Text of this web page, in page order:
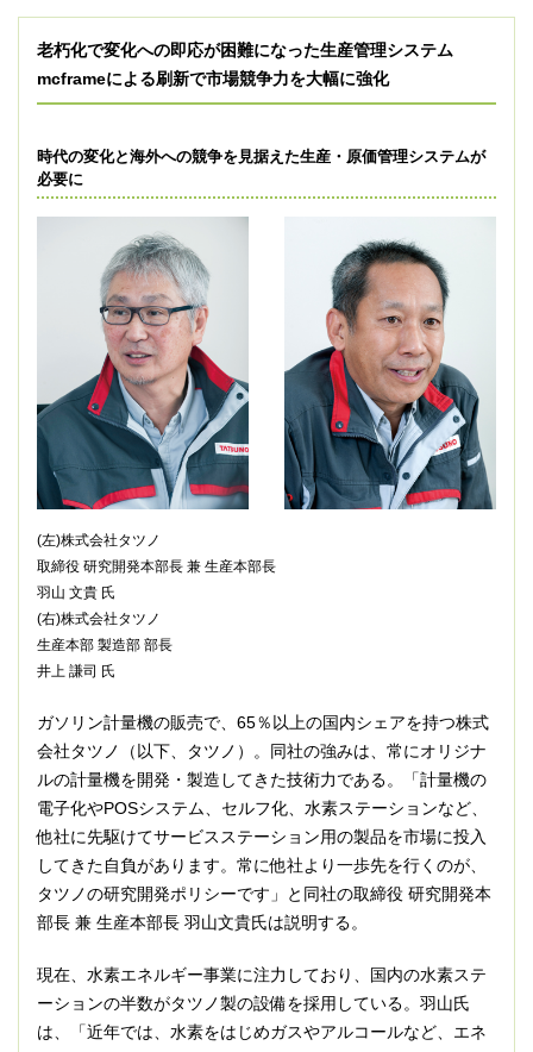
老朽化で変化への即応が困難になった生産管理システム
mcframeによる刷新で市場競争力を大幅に強化
時代の変化と海外への競争を見据えた生産・原価管理システムが
必要に
(左)株式会社タツノ
取締役 研究開発本部長 兼 生産本部長
羽山 文貴 氏
(右)株式会社タツノ
生産本部 製造部 部長
井上 謙司 氏
ガソリン計量機の販売で、65％以上の国内シェアを持つ株式
会社タツノ（以下、タツノ）。同社の強みは、常にオリジナ
ルの計量機を開発・製造してきた技術力である。「計量機の
電子化やPOSシステム、セルフ化、水素ステーションなど、
他社に先駆けてサービスステーション用の製品を市場に投入
してきた自負があります。常に他社より一歩先を行くのが、
タツノの研究開発ポリシーです」と同社の取締役 研究開発本
部長 兼 生産本部長 羽山文貴氏は説明する。
現在、水素エネルギー事業に注力しており、国内の水素ステ
ーションの半数がタツノ製の設備を採用している。羽山氏
は、「近年では、水素をはじめガスやアルコールなど、エネ